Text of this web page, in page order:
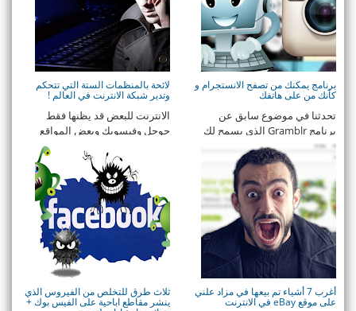
برنامج يمكنك من تصفح الانستجرام و
كأنك من على هاتفك
تحدثنا في موضوع سابق عن
برنامج Gramblr الذي يسمح لك
برفع صورك على حسا ...
لائحة بالمنظمات الستة التي تتحكم
وتدير شبكة الانترنت في العالم !
الانترنت للبعض قد يظنها فقط
جوجل وفيسوبك وبعض المواقع
أغرب 7 أشياء تم بيعها في مزاد علني
على موقع eBay في الانترنت
ثلاث طرق للتخلص من الفيروس الذي
ينشر مقاطع اباحية على الفيس بوك +